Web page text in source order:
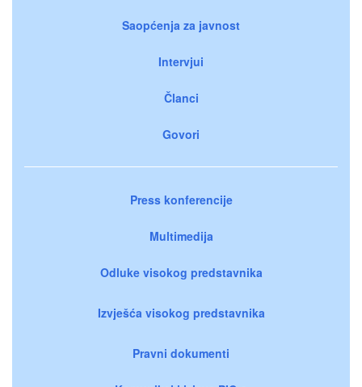
Saopćenja za javnost
Intervjui
Članci
Govori
Press konferencije
Multimedija
Odluke visokog predstavnika
Izvješća visokog predstavnika
Pravni dokumenti